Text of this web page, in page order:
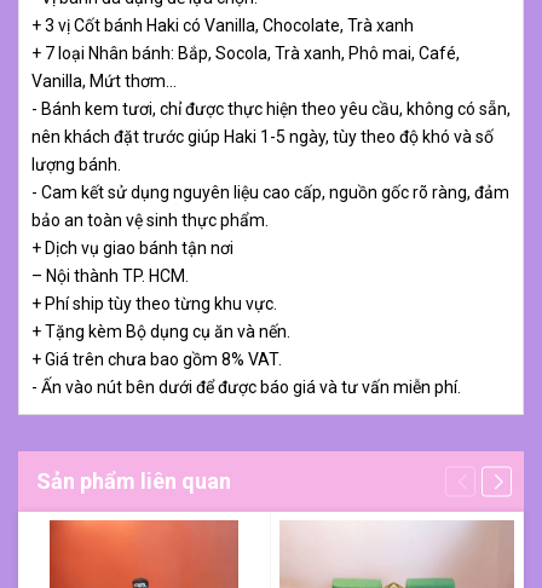
+ 3 vị Cốt bánh Haki có Vanilla, Chocolate, Trà xanh
+ 7 loại Nhân bánh: Bắp, Socola, Trà xanh, Phô mai, Café,
Vanilla, Mứt thơm…
- Bánh kem tươi, chỉ được thực hiện theo yêu cầu, không có sẵn,
nên khách đặt trước giúp Haki 1-5 ngày, tùy theo độ khó và số
lượng bánh.
- Cam kết sử dụng nguyên liệu cao cấp, nguồn gốc rõ ràng, đảm
bảo an toàn vệ sinh thực phẩm.
+ Dịch vụ giao bánh tận nơi
– Nội thành TP. HCM.
+ Phí ship tùy theo từng khu vực.
+ Tặng kèm Bộ dụng cụ ăn và nến.
+ Giá trên chưa bao gồm 8% VAT.
- Ấn vào nút bên dưới để được báo giá và tư vấn miễn phí.
Sản phẩm liên quan